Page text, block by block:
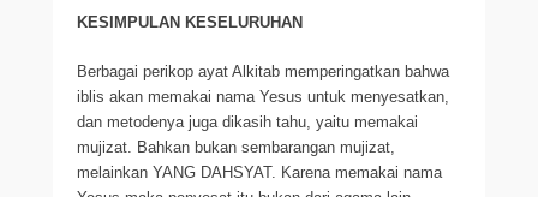
KESIMPULAN KESELURUHAN
Berbagai perikop ayat Alkitab memperingatkan bahwa
iblis akan memakai nama Yesus untuk menyesatkan,
dan metodenya juga dikasih tahu, yaitu memakai
mujizat. Bahkan bukan sembarangan mujizat,
melainkan YANG DAHSYAT. Karena memakai nama